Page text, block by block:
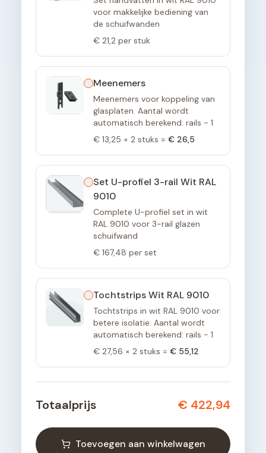
voor makkelijke bediening van
de schuifwanden
€ 21,2 per stuk
Meenemers
Meenemers voor koppeling van
glasplaten. Aantal wordt
automatisch berekend: rails - 1
€ 13,25 × 2 stuks = € 26,5
Set U-profiel 3-rail Wit RAL
9010
Complete U-profiel set in wit
RAL 9010 voor 3-rail glazen
schuifwand
€ 167,48 per set
Tochtstrips Wit RAL 9010
Tochtstrips in wit RAL 9010 voor
betere isolatie. Aantal wordt
automatisch berekend: rails - 1
€ 27,56 × 2 stuks = € 55,12
Totaalprijs € 422,94
Toevoegen aan winkelwagen